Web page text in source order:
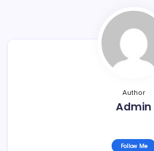
Author
Admin
Follow Me